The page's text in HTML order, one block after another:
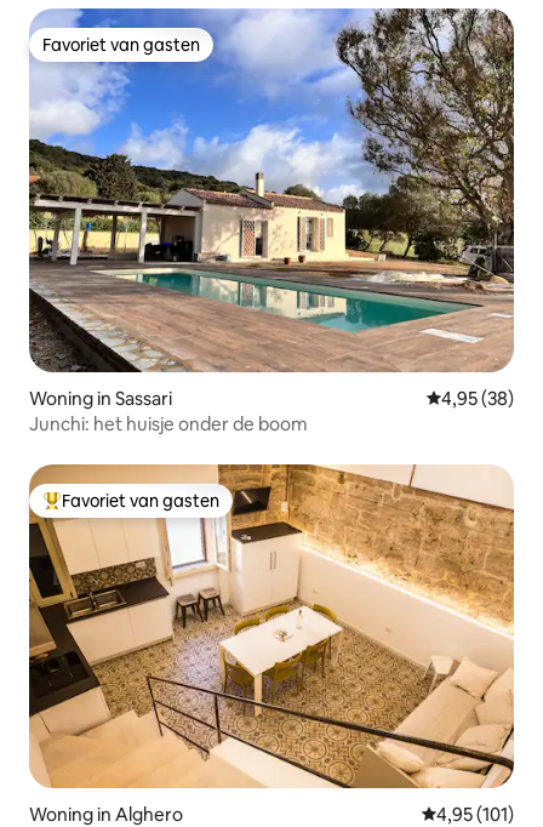
Favoriet van gasten
Favoriet van gasten
Woning in Sassari Gemiddelde
4,95 (38)
Junchi: het huisje onder de boom
Topfavoriet van gasten
Favoriet van gasten
Woning in Alghero Gemiddelde
4,95 (101)